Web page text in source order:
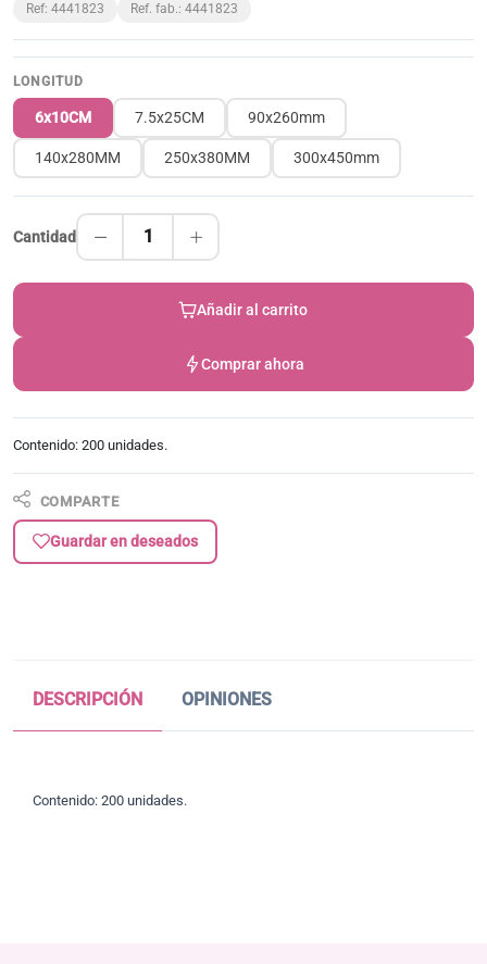
Ref: 4441823 Ref. fab.: 4441823
LONGITUD
6x10CM 7.5x25CM 90x260mm
140x280MM 250x380MM 300x450mm
Cantidad 1
Añadir al carrito
Comprar ahora
Contenido: 200 unidades.
COMPARTE
Guardar en deseados
DESCRIPCIÓN OPINIONES
Contenido: 200 unidades.